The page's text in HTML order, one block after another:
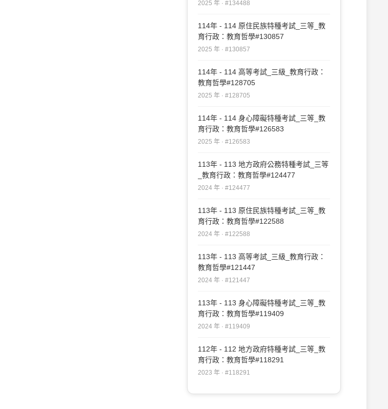
2025 年 · #134488
114年 - 114 原住民族特種考試_三等_教
育行政：教育哲學#130857
2025 年 · #130857
114年 - 114 高等考試_三級_教育行政：
教育哲學#128705
2025 年 · #128705
114年 - 114 身心障礙特種考試_三等_教
育行政：教育哲學#126583
2025 年 · #126583
113年 - 113 地方政府公務特種考試_三等
_教育行政：教育哲學#124477
2024 年 · #124477
113年 - 113 原住民族特種考試_三等_教
育行政：教育哲學#122588
2024 年 · #122588
113年 - 113 高等考試_三級_教育行政：
教育哲學#121447
2024 年 · #121447
113年 - 113 身心障礙特種考試_三等_教
育行政：教育哲學#119409
2024 年 · #119409
112年 - 112 地方政府特種考試_三等_教
育行政：教育哲學#118291
2023 年 · #118291